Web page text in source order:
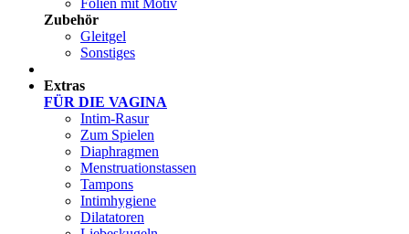
Folien mit Motiv
Zubehör
Gleitgel
Sonstiges
Extras
FÜR DIE VAGINA
Intim-Rasur
Zum Spielen
Diaphragmen
Menstruationstassen
Tampons
Intimhygiene
Dilatatoren